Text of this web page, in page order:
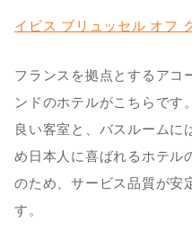
イビス ブリュッセル オフ
フランスを拠点とするアコ
ンドのホテルがこちらです
良い客室と、バスルームに
め日本人に喜ばれるホテル
のため、サービス品質が安
す。